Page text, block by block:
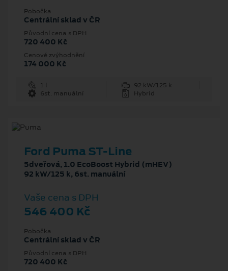
Pobočka
Centrální sklad v ČR
Původní cena s DPH
720 400 Kč
Cenové zvýhodnění
174 000 Kč
1 l
92 kW/125 k
6st. manuální
Hybrid
Ford Puma ST-Line
5dveřová, 1.0 EcoBoost Hybrid (mHEV)
92 kW/125 k, 6st. manuální
Vaše cena s DPH
546 400 Kč
Pobočka
Centrální sklad v ČR
Původní cena s DPH
720 400 Kč